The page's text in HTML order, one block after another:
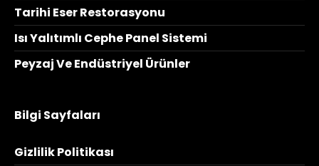
Tarihi Eser Restorasyonu
Isı Yalıtımlı Cephe Panel Sistemi
Peyzaj Ve Endüstriyel Ürünler
Bilgi Sayfaları
Gizlilik Politikası